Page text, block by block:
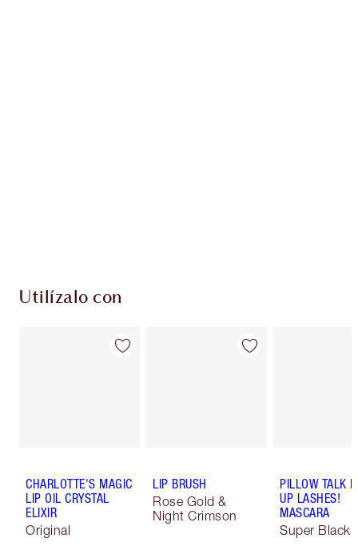
Utilízalo con
CHARLOTTE'S MAGIC
LIP OIL CRYSTAL
ELIXIR
Original
LIP BRUSH
Rose Gold &
Night Crimson
PILLOW TALK
UP LASHES!
MASCARA
Super Black